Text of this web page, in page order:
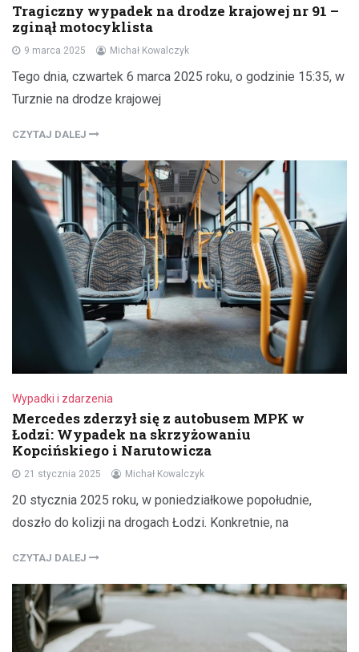
Tragiczny wypadek na drodze krajowej nr 91 –
zginął motocyklista
9 marca 2025 Michał Kowalczyk
Tego dnia, czwartek 6 marca 2025 roku, o godzinie 15:35, w
Turznie na drodze krajowej
CZYTAJ DALEJ
Wypadki i zdarzenia
Mercedes zderzył się z autobusem MPK w
Łodzi: Wypadek na skrzyżowaniu
Kopcińskiego i Narutowicza
21 stycznia 2025 Michał Kowalczyk
20 stycznia 2025 roku, w poniedziałkowe popołudnie,
doszło do kolizji na drogach Łodzi. Konkretnie, na
CZYTAJ DALEJ